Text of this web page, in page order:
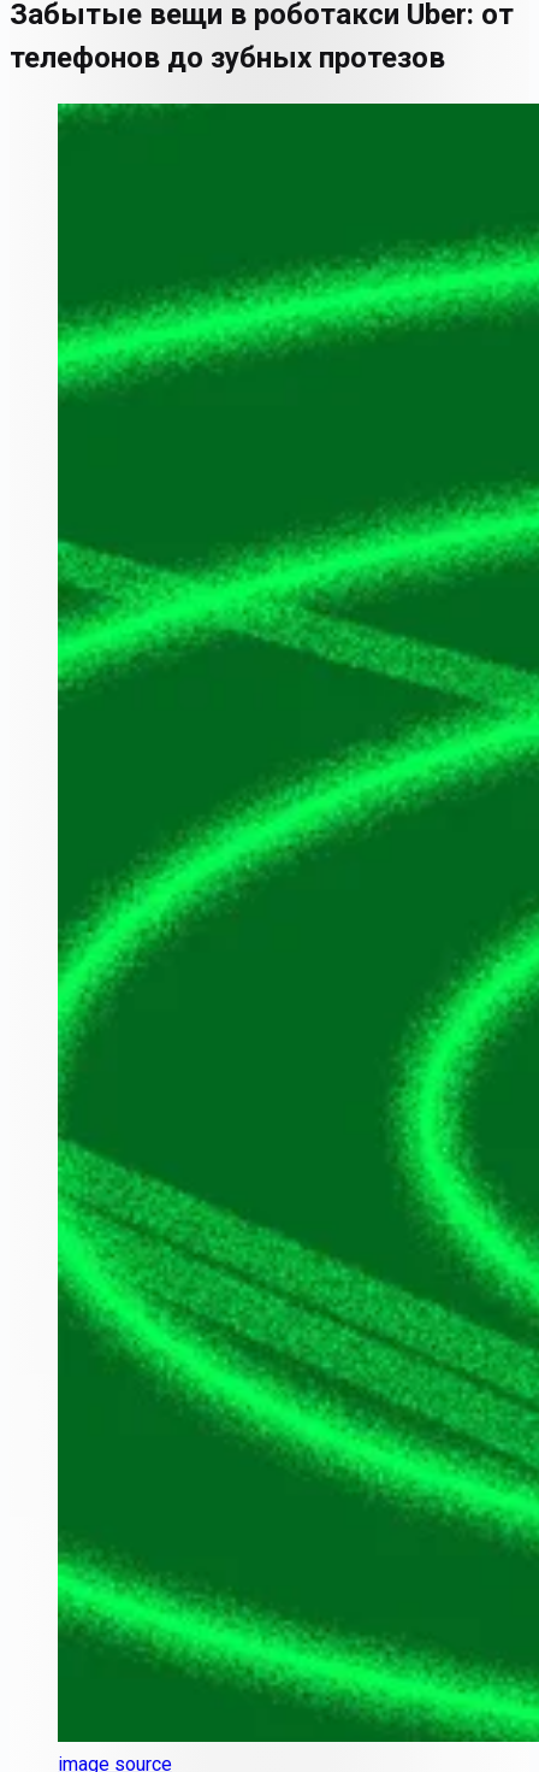
Забытые вещи в роботакси Uber: от
телефонов до зубных протезов
image source